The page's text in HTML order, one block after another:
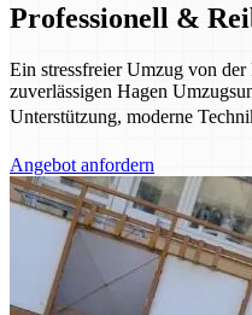
Professionell &
Ein stressfreier Umzug von
zuverlässigen Hagen
Unterstützung, moderne
Angebot anfordern